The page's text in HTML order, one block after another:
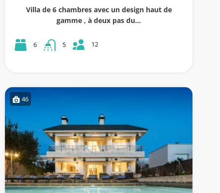
Villa de 6 chambres avec un design haut de
gamme , à deux pas du…
6 5 12
46